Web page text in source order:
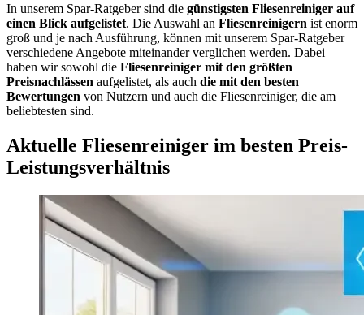
In unserem Spar-Ratgeber sind die günstigsten Fliesenreiniger auf
einen Blick aufgelistet. Die Auswahl an Fliesenreinigern ist enorm
groß und je nach Ausführung, können mit unserem Spar-Ratgeber
verschiedene Angebote miteinander verglichen werden. Dabei
haben wir sowohl die Fliesenreiniger mit den größten
Preisnachlässen aufgelistet, als auch die mit den besten
Bewertungen von Nutzern und auch die Fliesenreiniger, die am
beliebtesten sind.
Aktuelle Fliesenreiniger im besten Preis-
Leistungsverhältnis